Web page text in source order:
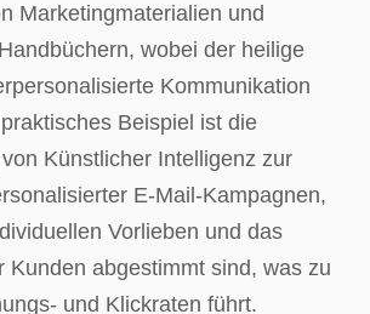
Marketingmaterialien und
wobei der heilige
Kommunikation
Beispiel ist die
Künstlicher Intelligenz zur
E-Mail-Kampagnen,
Vorlieben und das
Kunden abgestimmt sind, was zu
und Klickraten führt.